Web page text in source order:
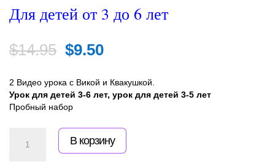
Для детей от 3 до 6 лет
$14.95 Первоначальная
составляла
$14.95.
$9.50Текущая
$9.50.
2 Видео урока с Викой и Квакушкой.
Урок для детей 3-6 лет, урок для детей 3-5 лет
Пробный набор
Количество
товара
В корзину